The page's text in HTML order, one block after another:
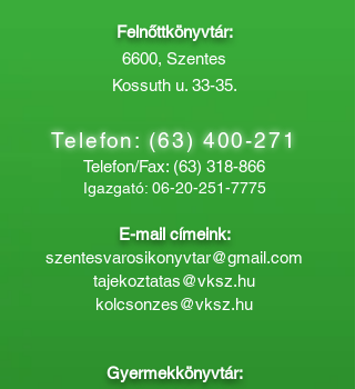
Felnőttkönyvtár:
6600, Szentes
Kossuth u. 33-35.
Telefon:(63) 400-271
Telefon/Fax: (63) 318-866
Igazgató: 06-20-251-7775
E-mail címeink:
szentesvarosikonyvtar@gmail.com
tajekoztatas@vksz.hu
kolcsonzes@vksz.hu
Gyermekkönyvtár: